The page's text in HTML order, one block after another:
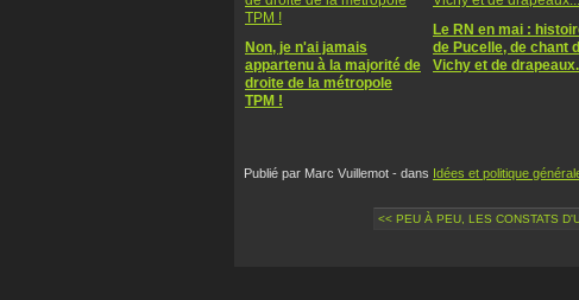
Non, je n'ai jamais
appartenu à la majorité de
droite de la métropole
TPM !
Le RN en mai :
de Pucelle, de chant
Vichy et de
Publié par Marc Vuillemot - dans Idées et politique
<< PEU À PEU, LES CONSTATS